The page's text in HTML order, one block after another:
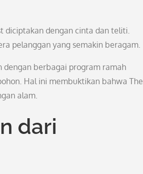
diciptakan dengan cinta dan teliti.
pelanggan yang semakin beragam.
dengan berbagai program ramah
Hal ini membuktikan bahwa The
alam.
dari